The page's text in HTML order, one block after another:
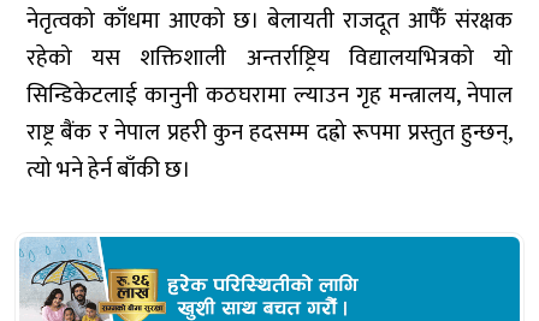
नेतृत्वको काँधमा आएको छ। बेलायती राजदूत आफैँ संरक्षक
रहेको यस शक्तिशाली अन्तर्राष्ट्रिय विद्यालयभित्रको यो
सिन्डिकेटलाई कानुनी कठघरामा ल्याउन गृह मन्त्रालय, नेपाल
राष्ट्र बैंक र नेपाल प्रहरी कुन हदसम्म दह्रो रूपमा प्रस्तुत हुन्छन्,
त्यो भने हेर्न बाँकी छ।